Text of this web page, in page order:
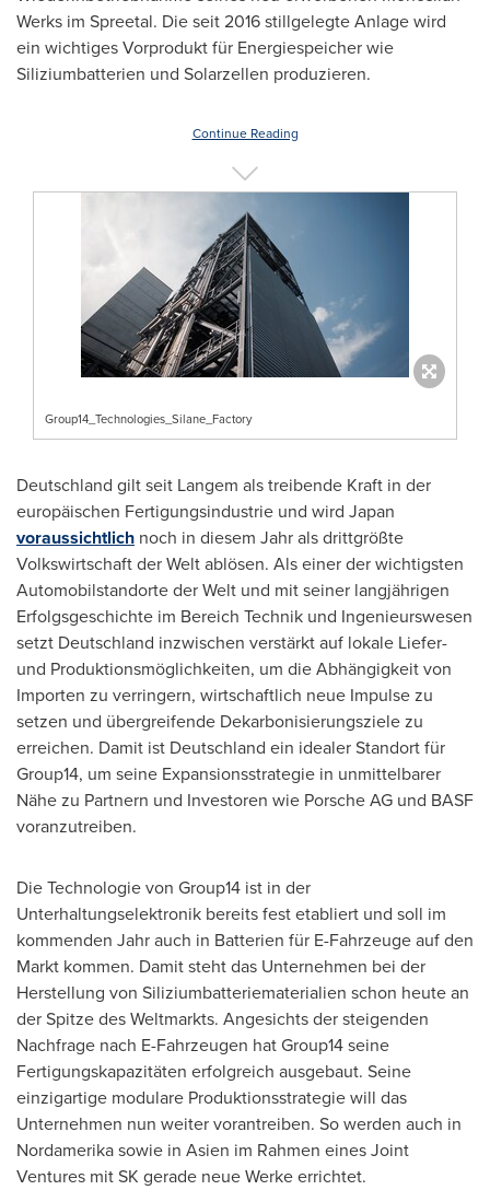
Werks im Spreetal. Die seit 2016 stillgelegte Anlage wird
ein wichtiges Vorprodukt für Energiespeicher wie
Siliziumbatterien und Solarzellen produzieren.
Continue Reading
Group14_Technologies_Silane_Factory
Deutschland gilt seit Langem als treibende Kraft in der
europäischen Fertigungsindustrie und wird Japan
voraussichtlich noch in diesem Jahr als drittgrößte
Volkswirtschaft der Welt ablösen. Als einer der wichtigsten
Automobilstandorte der Welt und mit seiner langjährigen
Erfolgsgeschichte im Bereich Technik und Ingenieurswesen
setzt Deutschland inzwischen verstärkt auf lokale Liefer-
und Produktionsmöglichkeiten, um die Abhängigkeit von
Importen zu verringern, wirtschaftlich neue Impulse zu
setzen und übergreifende Dekarbonisierungsziele zu
erreichen. Damit ist Deutschland ein idealer Standort für
Group14, um seine Expansionsstrategie in unmittelbarer
Nähe zu Partnern und Investoren wie Porsche AG und BASF
voranzutreiben.
Die Technologie von Group14 ist in der
Unterhaltungselektronik bereits fest etabliert und soll im
kommenden Jahr auch in Batterien für E-Fahrzeuge auf den
Markt kommen. Damit steht das Unternehmen bei der
Herstellung von Siliziumbatteriematerialien schon heute an
der Spitze des Weltmarkts. Angesichts der steigenden
Nachfrage nach E-Fahrzeugen hat Group14 seine
Fertigungskapazitäten erfolgreich ausgebaut. Seine
einzigartige modulare Produktionsstrategie will das
Unternehmen nun weiter vorantreiben. So werden auch in
Nordamerika sowie in Asien im Rahmen eines Joint
Ventures mit SK gerade neue Werke errichtet.